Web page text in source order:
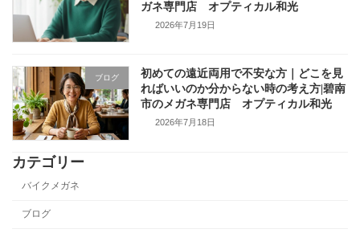
ガネ専門店 オプティカル和光
2026年7月19日
ブログ
初めての遠近両用で不安な方｜どこを見
ればいいのか分からない時の考え方|碧南
市のメガネ専門店 オプティカル和光
2026年7月18日
カテゴリー
バイクメガネ
ブログ